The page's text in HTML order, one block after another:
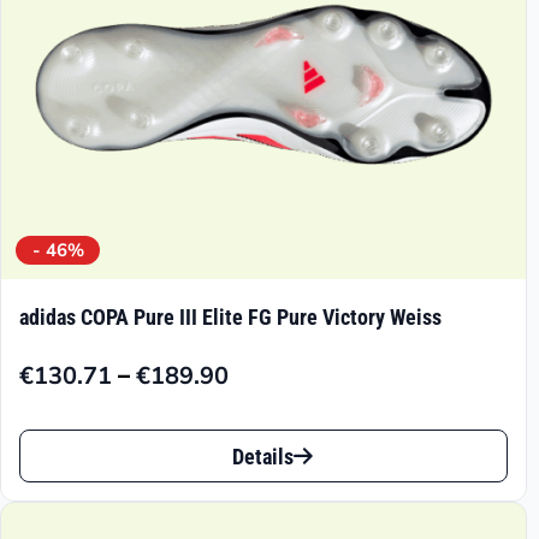
Produktseite
gewählt
werden
- 46%
adidas COPA Pure III Elite FG Pure Victory Weiss
€130.71 –€189.90
Preisspanne:
€130.71
€189.90
Dieses
Produkt
Details